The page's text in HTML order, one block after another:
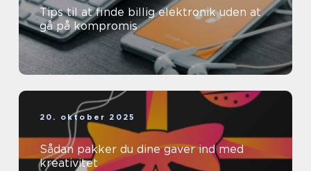
Tips til at finde billig elektronik uden at
gå på kompromis
20. oktober 2025
Sådan pakker du dine gaver ind med
kreativitet